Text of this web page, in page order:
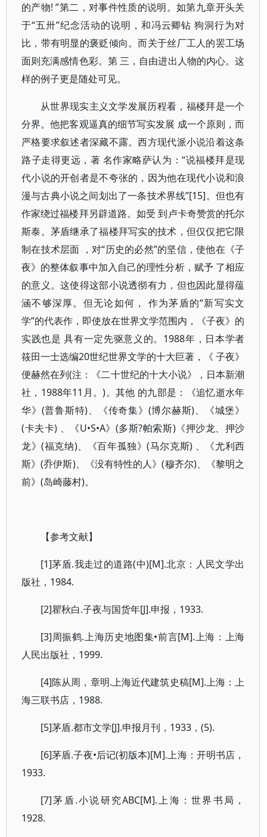
的产物! ”第二，对事件性质的说明。如第九章开头关
于“五卅”纪念活动的说明，和冯云卿钻 狗洞行为对
比，带有明显的褒贬倾向。而关于丝厂工人的罢工场
面则充满感情色彩。第 三，自由进出人物的内心。这
样的例子更是随处可见。
从世界现实主义文学发展历程看，福楼拜是一个
分界。他把客观逼真的细节写实发展 成一个原则，而
严格要求叙述者深藏不露。西方现代派小说沿着这条
路子走得更远，著 名作家略萨认为：“说福楼拜是现
代小说的开创者是不夸张的，因为他在现代小说和浪
漫与古典小说之间划出了一条技术界线”[15]。但也有
作家绕过福楼拜另辟道路。如受 到卢卡奇赞赏的托尔
斯泰。茅盾继承了福楼拜写实的技术，但仅仅把它限
制在技术层面 ，对“历史的必然”的坚信，使他在《子
夜》的整体叙事中加入自己的理性分析，赋予 了相应
的意义。这使得这部小说透彻有力，但也因此显得蕴
涵不够深厚。但无论如何， 作为茅盾的“新写实文
学”的代表作，即使放在世界文学范围内，《子夜》的
实践也是 具有一定先驱意义的。1988年，日本学者
筱田一士选编20世纪世界文学的十大巨著，《 子夜》
便赫然在列(注：《二十世纪的十大小说》，日本新潮
社，1988年11月。)。其他 的九部是：《追忆逝水年
华》(普鲁斯特)、《传奇集》(博尔赫斯)、《城堡》
(卡夫卡) 、《U•S•A》(多斯?帕索斯)《押沙龙、押沙
龙》(福克纳)、《百年孤独》(马尔克斯) 、《尤利西
斯》(乔伊斯)、《没有特性的人》(穆齐尔)、《黎明之
前》(岛崎藤村)。
【参考文献】
[1]茅盾.我走过的道路(中)[M].北京：人民文学出
版社，1984.
[2]瞿秋白.子夜与国货年[J].申报，1933.
[3]周振鹤.上海历史地图集•前言[M].上海：上海
人民出版社，1999.
[4]陈从周，章明.上海近代建筑史稿[M].上海：上
海三联书店，1988.
[5]茅盾.都市文学[J].申报月刊，1933，(5).
[6]茅盾.子夜•后记(初版本)[M].上海：开明书店，
1933.
[7]茅盾.小说研究ABC[M].上海：世界书局，
1928.